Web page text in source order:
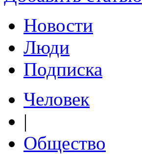
Новости
Люди
Подписка
Человек
|
Общество